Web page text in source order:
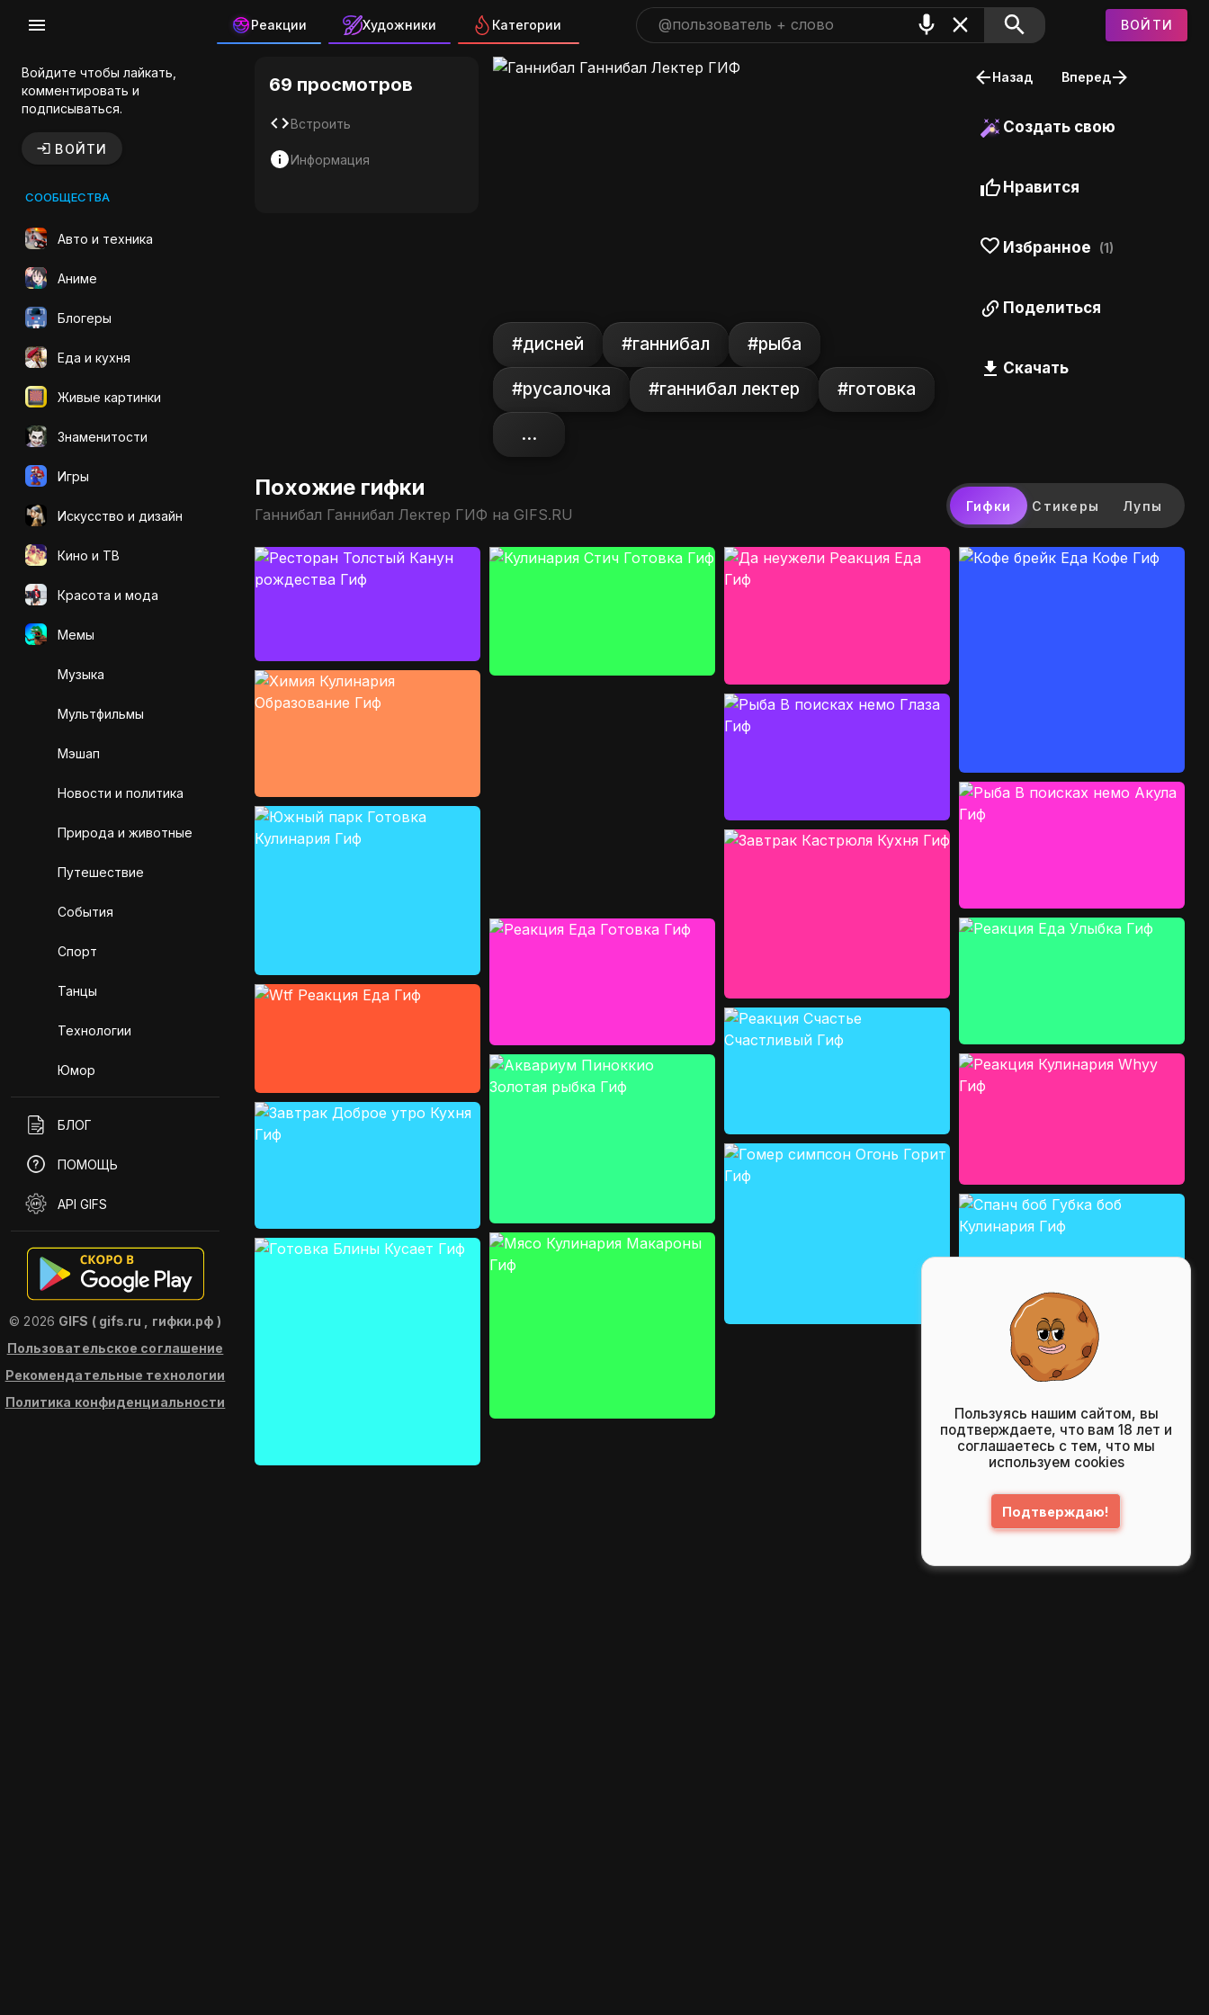
Реакции Художники Категории ВОЙТИ
Войдите чтобы лайкать,
комментировать и
подписываться.
ВОЙТИ
СООБЩЕСТВА
Авто и техника
Аниме
Блогеры
Еда и кухня
Живые картинки
Знаменитости
Игры
Искусcтво и дизайн
Кино и ТВ
Красота и мода
Мемы
Музыка
Мультфильмы
Мэшап
Новости и политика
Природа и животные
Путешествие
События
Спорт
Танцы
Технологии
Юмор
БЛОГ
ПОМОЩЬ
API GIFS
© 2026 GIFS ( gifs.ru , гифки.рф )
Пользовательское соглашение
Рекомендательные технологии
Политика конфиденциальности
Ганнибал Ганнибал Лектер ГИФ на GIFS.RU
69 просмотров
Встроить
Информация
#дисней #ганнибал #рыба
#русалочка #ганнибал лектер #готовка
...
Назад Вперед
Создать свою
Нравится
Избранное (1)
Поделиться
Скачать
Похожие гифки
Ганнибал Ганнибал Лектер ГИФ на GIFS.RU Гифки Стикеры Лупы
Пользуясь нашим сайтом, вы
подтверждаете, что вам 18 лет и
соглашаетесь с тем, что мы
используем cookies
Подтверждаю!